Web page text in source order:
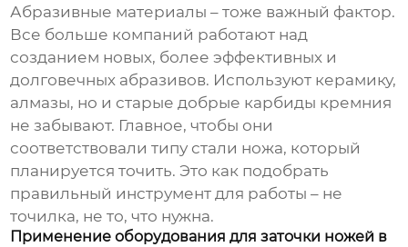
Абразивные материалы – тоже важный фактор.
Все больше компаний работают над
созданием новых, более эффективных и
долговечных абразивов. Используют керамику,
алмазы, но и старые добрые карбиды кремния
не забывают. Главное, чтобы они
соответствовали типу стали ножа, который
планируется точить. Это как подобрать
правильный инструмент для работы – не
точилка, не то, что нужна.
Применение оборудования для заточки ножей в